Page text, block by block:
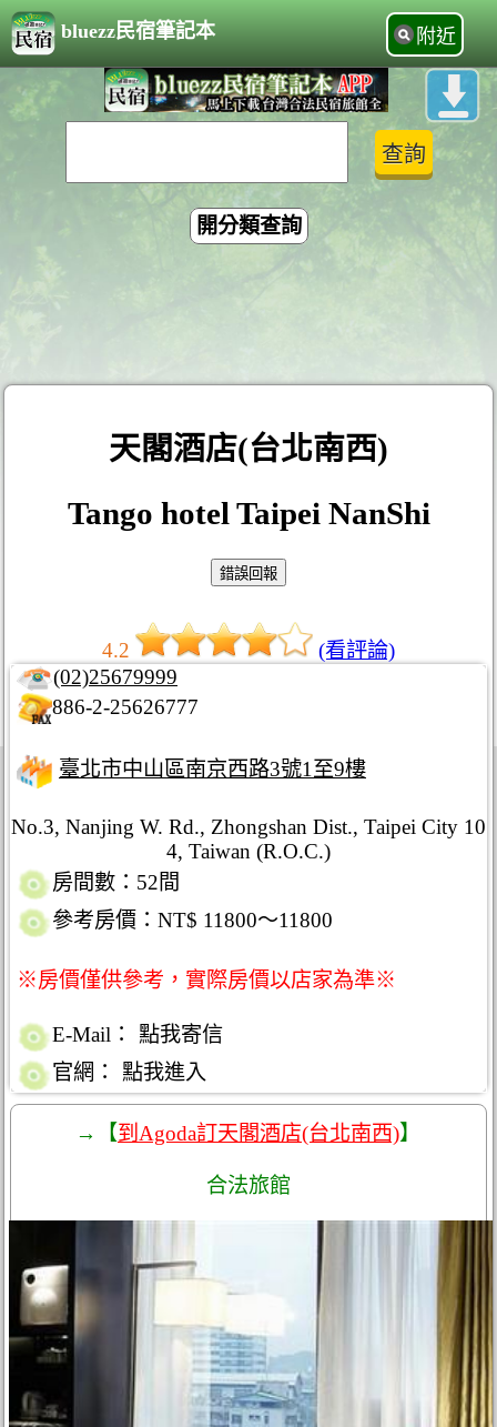
bluezz民宿筆記本 附近
開分類查詢
天閣酒店(台北南西)
Tango hotel Taipei NanShi
4.2
(看評論)
(02)25679999
886-2-25626777
臺北市中山區南京西路3號1至9樓
No.3, Nanjing W. Rd., Zhongshan Dist., Taipei City 10
4, Taiwan (R.O.C.)
房間數：52間
參考房價：NT$ 11800～11800
※房價僅供參考，實際房價以店家為準※
E-Mail：
點我寄信
官網：
點我進入
→【到Agoda訂天閣酒店(台北南西)】
合法旅館